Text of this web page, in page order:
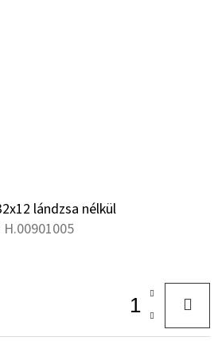
lándzsa nélkül
H.00901005